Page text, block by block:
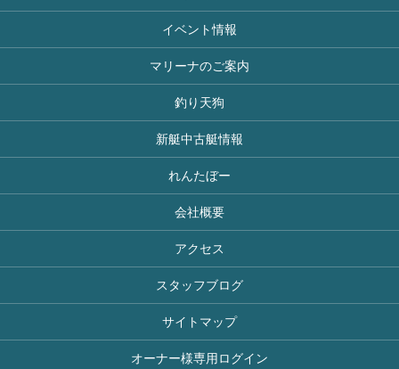
イベント情報
マリーナのご案内
釣り天狗
新艇中古艇情報
れんたぼー
会社概要
アクセス
スタッフブログ
サイトマップ
オーナー様専用ログイン